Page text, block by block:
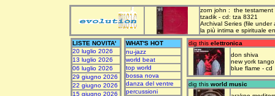
zorn john : the testament
tzadik - cd: tza 8321
Archival Series (file under
la più intima e spirituale
LISTE NOVITA'
20 luglio 2026
13 luglio 2026
06 luglio 2026
29 giugno 2026
22 giugno 2026
15 giugno 2026
WHAT'S HOT
nu-jazz
world beat
top world
bossa nova
danza del ventre
percussioni
dig this elettronica
don shiva
new york tango
blue flame - cd
dig this world music